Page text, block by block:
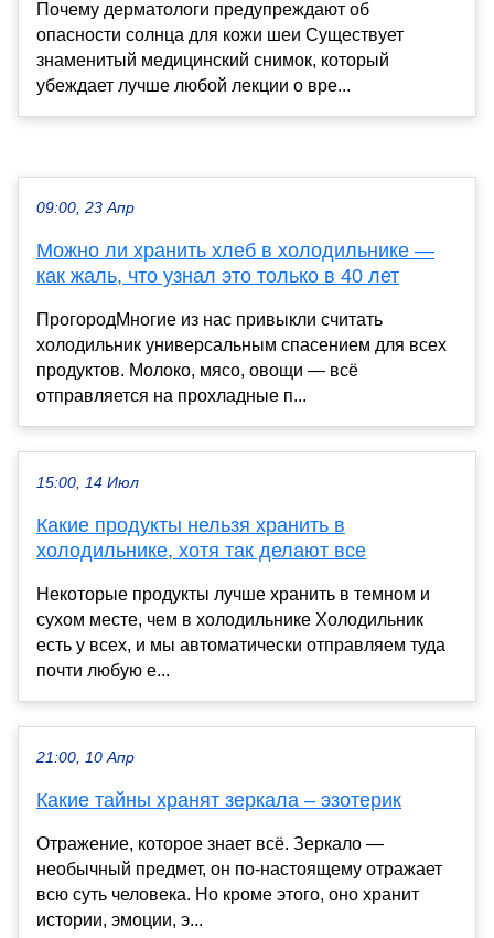
Почему дерматологи предупреждают об
опасности солнца для кожи шеи Существует
знаменитый медицинский снимок, который
убеждает лучше любой лекции о вре...
09:00, 23 Апр
Можно ли хранить хлеб в холодильнике —
как жаль, что узнал это только в 40 лет
ПрогородМногие из нас привыкли считать
холодильник универсальным спасением для всех
продуктов. Молоко, мясо, овощи — всё
отправляется на прохладные п...
15:00, 14 Июл
Какие продукты нельзя хранить в
холодильнике, хотя так делают все
Некоторые продукты лучше хранить в темном и
сухом месте, чем в холодильнике Холодильник
есть у всех, и мы автоматически отправляем туда
почти любую е...
21:00, 10 Апр
Какие тайны хранят зеркала – эзотерик
Отражение, которое знает всё. Зеркало —
необычный предмет, он по-настоящему отражает
всю суть человека. Но кроме этого, оно хранит
истории, эмоции, э...